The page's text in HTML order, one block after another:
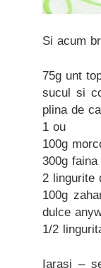
Si acum
75g unt
sucul si
plina de
1 ou
100g
300g faina
2 lingurite
100g
dulce
1/2
Iarasi –